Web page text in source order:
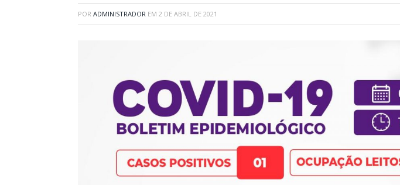
POR ADMINISTRADOR EM 2 DE ABRIL DE 2021